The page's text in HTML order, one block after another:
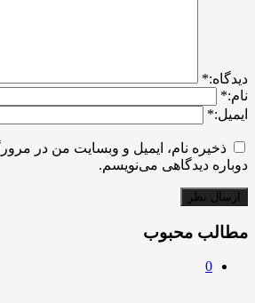
ديدگاه:*
نام:*
ایمیل:*
ذخیره نام، ایمیل و وبسایت من در
دوباره دیدگاهی می‌نویسم.
مطالب محبوب
0